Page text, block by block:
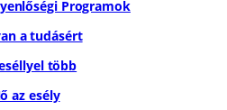
Programok
a tudásért
több
az esély